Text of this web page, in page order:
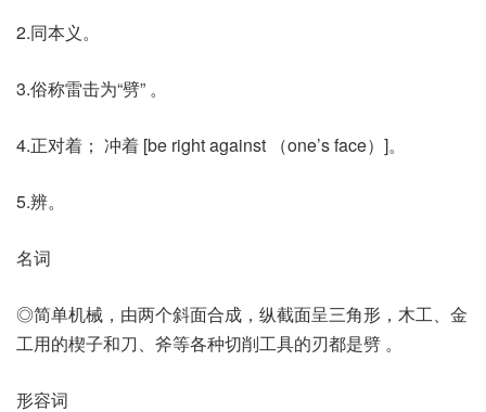
2.同本义。
3.俗称雷击为“劈” 。
4.正对着； 冲着 [be right against （one’s face）]。
5.辨。
名词
◎简单机械，由两个斜面合成，纵截面呈三角形，木工、金
工用的楔子和刀、斧等各种切削工具的刃都是劈 。
形容词